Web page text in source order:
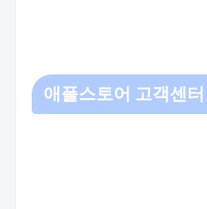
애플스토어 고객센